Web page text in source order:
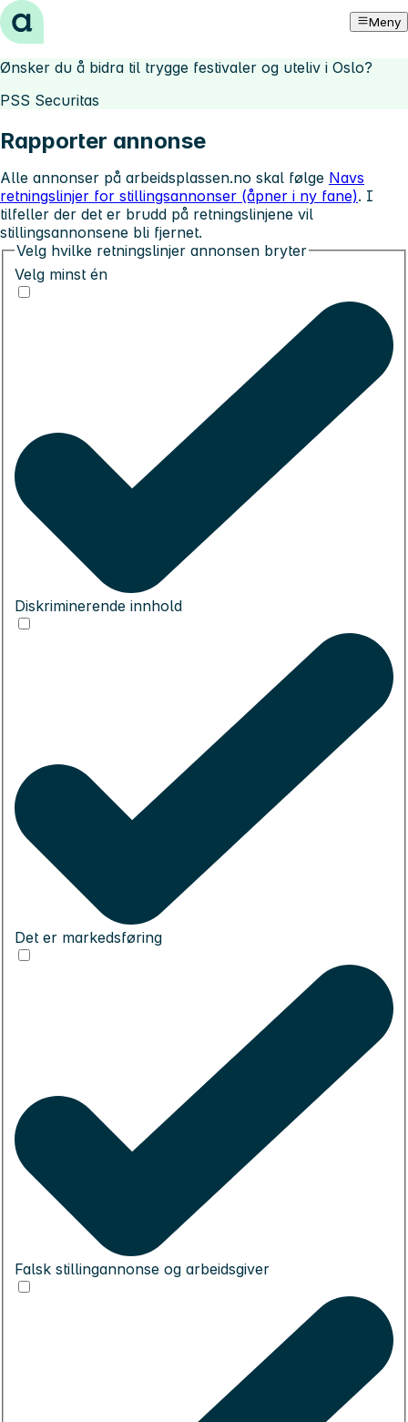
Hopp til innhold Meny
Ønsker du å bidra til trygge festivaler og uteliv i Oslo?
PSS Securitas
Rapporter annonse
Alle annonser på arbeidsplassen.no skal følge Navs
retningslinjer for stillingsannonser (åpner i ny fane). I
tilfeller der det er brudd på retningslinjene vil
stillingsannonsene bli fjernet.
Velg hvilke retningslinjer annonsen bryter
Velg minst én
Diskriminerende innhold
Det er markedsføring
Falsk stillingannonse og arbeidsgiver